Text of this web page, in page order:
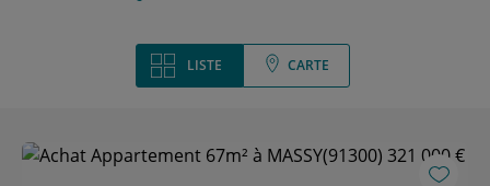
LISTE CARTE